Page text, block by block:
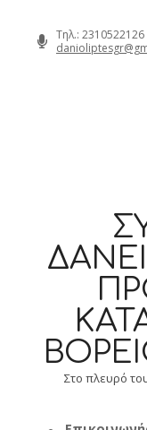
Τηλ.: 2310522126
Στο πλευρό